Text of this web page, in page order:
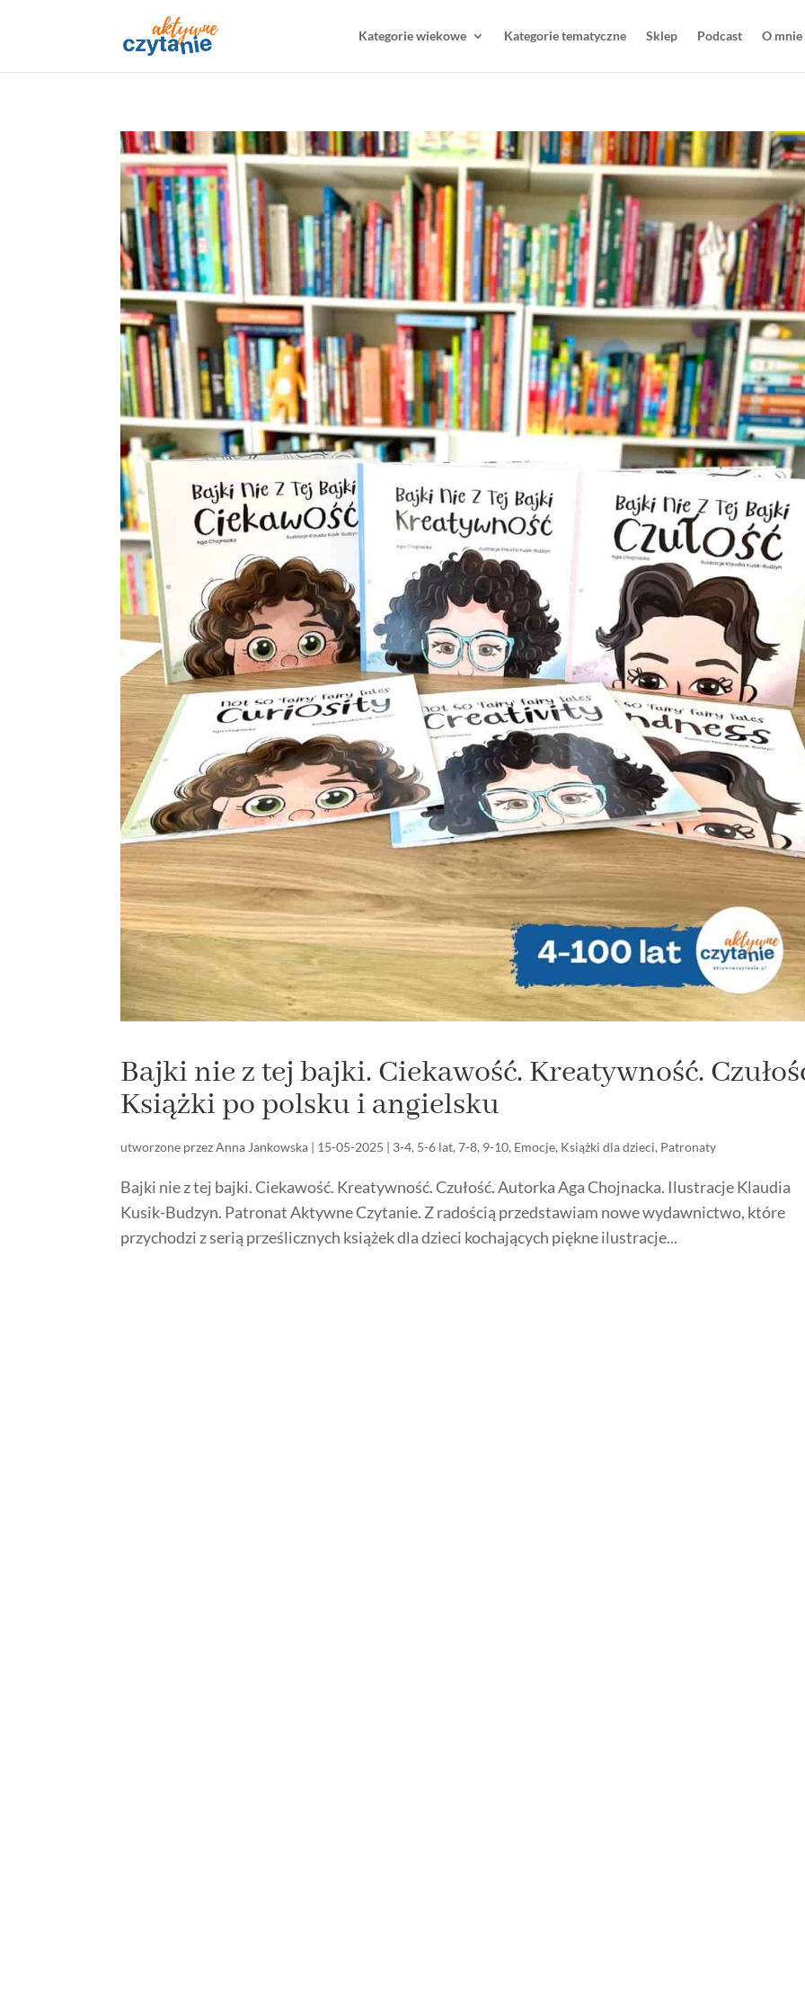
Kategorie wiekowe Kategorie tematyczne Sklep Podcast O mnie
Bajki nie z tej bajki. Ciekawość. Kreatywność.
Książki po polsku i angielsku
utworzone przezAnna Jankowska | 15-05-2025 | 3-4, 5-6 lat,7-8, 9-10, Emocje, Książki dla dzieci, Patronaty
Bajki nie z tej bajki. Ciekawość. Kreatywność. Czułość. Autorka Aga Chojnacka. Ilustracje Klaudia
Kusik-Budzyn. Patronat Aktywne Czytanie. Z radością przedstawiam nowe wydawnictwo, które
przychodzi z serią prześlicznych książek dla dzieci kochających piękne ilustracje...